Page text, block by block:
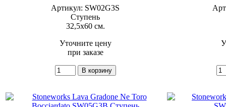
Артикул: SW02G3S
Ступень
32,5x60 см.
Уточните цену
при заказе